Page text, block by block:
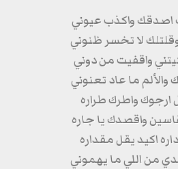
واكذب عيوني
لا تخسر ظنوني
واقفيت من دوني
ما عاد تعنوني
ارجوك واطرك طراره
واقصدك يا جاره
اكيد يقل مقداره
من اللي ما يهموني